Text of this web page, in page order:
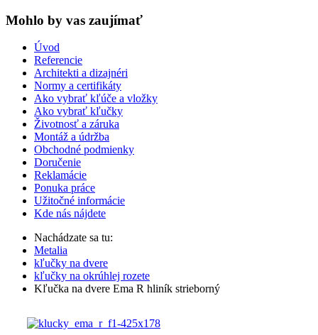
Mohlo by vas zaujímať
Úvod
Referencie
Architekti a dizajnéri
Normy a certifikáty
Ako vybrať kľúče a vložky
Ako vybrať kľučky
Životnosť a záruka
Montáž a údržba
Obchodné podmienky
Doručenie
Reklamácie
Ponuka práce
Užitočné informácie
Kde nás nájdete
Nachádzate sa tu:
Metalia
kľučky na dvere
kľučky na okrúhlej rozete
Kľučka na dvere Ema R hliník strieborný